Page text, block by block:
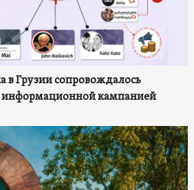
в Грузии сопровождалось
кампанией